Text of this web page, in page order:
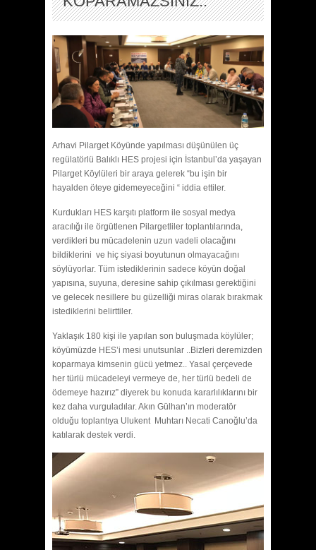
Arhavi Pilarget Köyünde yapılması düşünülen üç
regülatörlü Balıklı HES projesi için İstanbul’da yaşayan
Pilarget Köylüleri bir araya gelerek “bu işin bir
hayalden öteye gidemeyeceğini “ iddia ettiler.
Kurdukları HES karşıtı platform ile sosyal medya
aracılığı ile örgütlenen Pilargetliler toplantılarında,
verdikleri bu mücadelenin uzun vadeli olacağını
bildiklerini ve hiç siyasi boyutunun olmayacağını
söylüyorlar. Tüm istediklerinin sadece köyün doğal
yapısına, suyuna, deresine sahip çıkılması gerektiğini
ve gelecek nesillere bu güzelliği miras olarak bırakmak
istediklerini belirttiler.
Yaklaşık 180 kişi ile yapılan son buluşmada köylüler;
köyümüzde HES’i mesi unutsunlar ..Bizleri deremizden
koparmaya kimsenin gücü yetmez.. Yasal çerçevede
her türlü mücadeleyi vermeye de, her türlü bedeli de
ödemeye hazırız” diyerek bu konuda kararlılıklarını bir
kez daha vurguladılar. Akın Gülhan’ın moderatör
olduğu toplantıya Ulukent Muhtarı Necati Canoğlu’da
katılarak destek verdi.